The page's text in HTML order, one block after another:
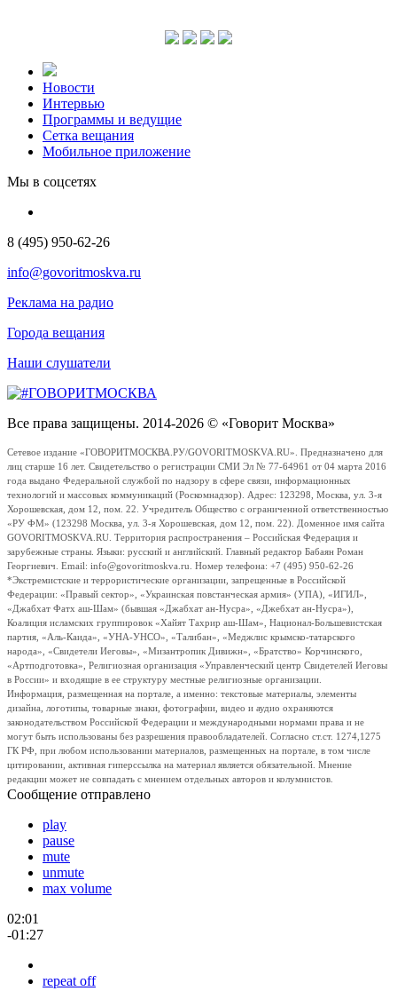
Новости
Интервью
Программы и ведущие
Сетка вещания
Мобильное приложение
Мы в соцсетях
8 (495) 950-62-26
info@govoritmoskva.ru
Реклама на радио
Города вещания
Наши слушатели
Все права защищены. 2014-2026 © «Говорит Москва»
Сетевое издание «ГОВОРИТМОСКВА.РУ/GOVORITMOSKVA.RU». Предназначено для
лиц старше 16 лет. Свидетельство о регистрации СМИ Эл № 77-64961 от 04 марта 2016
года выдано Федеральной службой по надзору в сфере связи, информационных
технологий и массовых коммуникаций (Роскомнадзор). Адрес: 123298, Москва, ул. 3-я
Хорошевская, дом 12, пом. 22. Учредитель Общество с ограниченной ответственностью
«РУ ФМ» (123298 Москва, ул. 3-я Хорошевская, дом 12, пом. 22). Доменное имя сайта
GOVORITMOSKVA.RU. Территория распространения – Российская Федерация и
зарубежные страны. Языки: русский и английский. Главный редактор Бабаян Роман
Георгиевич. Email: info@govoritmoskva.ru. Номер телефона: +7 (495) 950-62-26
*Экстремистские и террористические организации, запрещенные в Российской
Федерации: «Правый сектор», «Украинская повстанческая армия» (УПА), «ИГИЛ»,
«Джабхат Фатх аш-Шам» (бывшая «Джабхат ан-Нусра», «Джебхат ан-Нусра»),
Коалиция исламских группировок «Хайят Тахрир аш-Шам», Национал-Большевистская
партия, «Аль-Каида», «УНА-УНСО», «Талибан», «Меджлис крымско-татарского
народа», «Свидетели Иеговы», «Мизантропик Дивижн», «Братство» Корчинского,
«Артподготовка», Религиозная организация «Управленческий центр Свидетелей Иеговы
в России» и входящие в ее структуру местные религиозные организации.
Информация, размещенная на портале, а именно: текстовые материалы, элементы
дизайна, логотипы, товарные знаки, фотографии, видео и аудио охраняются
законодательством Российской Федерации и международными нормами права и не
могут быть использованы без разрешения правообладателей. Согласно ст.ст. 1274,1275
ГК РФ, при любом использовании материалов, размещенных на портале, в том числе
цитировании, активная гиперссылка на материал является обязательной. Мнение
редакции может не совпадать с мнением отдельных авторов и колумнистов.
Сообщение отправлено
play
pause
mute
unmute
max volume
02:01
-01:27
repeat off